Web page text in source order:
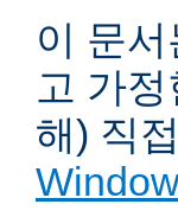
이 문
고 가
해) 직